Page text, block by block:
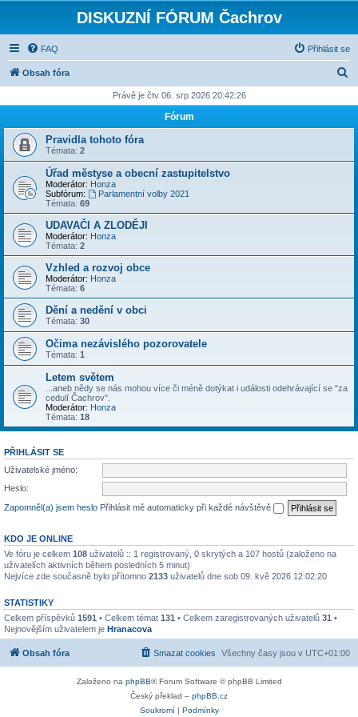
DISKUZNÍ FÓRUM Čachrov
FAQ Přihlásit se
Obsah fóra
d
Právě je čtv 06. srp 2026 20:42:26
Fórum
Pravidla tohoto fóra
Témata: 2
Úřad městyse a obecní zastupitelstvo
Moderátor: Honza
Subfórum:
Parlamentní volby 2021
Témata: 69
UDAVAČI A ZLODĚJI
Moderátor: Honza
Témata: 2
Vzhled a rozvoj obce
Moderátor: Honza
Témata: 6
Dění a nedění v obci
Témata: 30
Očima nezávislého pozorovatele
Témata: 1
Letem světem
...aneb nědy se nás mohou více či méně dotýkat i události odehrávající se "za
cedulí Čachrov".
Moderátor: Honza
Témata: 18
PŘIHLÁSIT SE
Uživatelské jméno:
Heslo:
Zapomněl(a) jsem heslo Přihlásit mě automaticky při každé návštěvě
KDO JE ONLINE
Ve fóru je celkem 108 uživatelů :: 1 registrovaný, 0 skrytých a 107 hostů (založeno na
uživatelích aktivních během posledních 5 minut)
Nejvíce zde současně bylo přítomno 2133 uživatelů dne sob 09. kvě 2026 12:02:20
STATISTIKY
Celkem příspěvků 1591 • Celkem témat 131 • Celkem zaregistrovaných uživatelů 31 •
Nejnovějším uživatelem je Hranacova
Obsah fóra Všechny časy jsou v UTC+01:00
Smazat cookies
Založeno na phpBB® Forum Software © phpBB Limited
Český překlad – phpBB.cz
Soukromí| Podmínky